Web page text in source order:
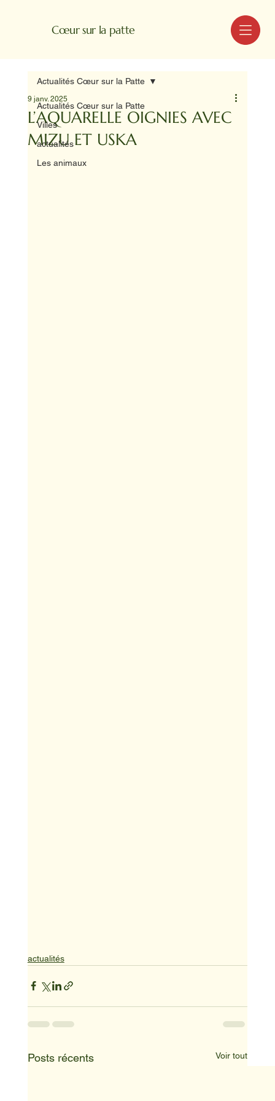
Cœur sur la patte MENU
Actualités Cœur sur la Patte
Villes
actualités
Les animaux
Actualités Cœur sur la Patte
L’AQUARELLE OIGNIES AVEC
MIZU ET USKA
9 janv. 2025
actualités
Posts récents Voir tout